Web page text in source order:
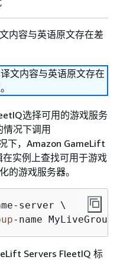
内容与英语原文存在差
文内容与英语原文存在
选择可用的游戏服务
况下调用
下，Amazon GameLift
实例上查找可用于游戏
的游戏服务器。
server \
-name MyLiveGroup
Servers FleetIQ 标